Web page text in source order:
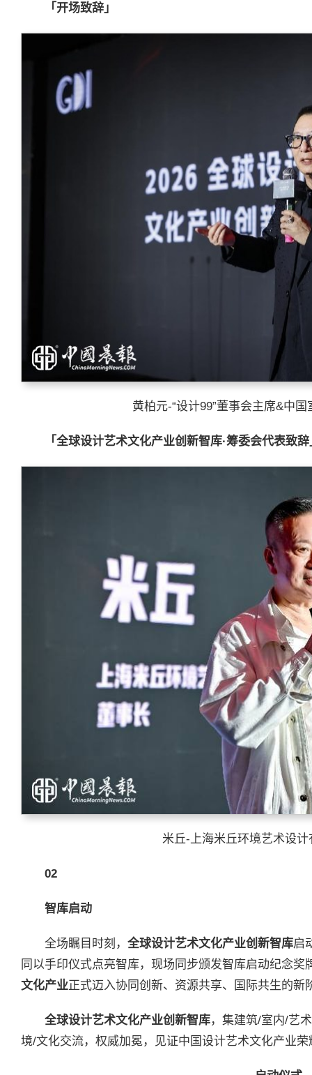
「开场致辞」
黄柏元-“设计99”董事会主席&中
「全球设计艺术文化产业创新智库·筹委会代表致辞
米丘-上海米丘环境艺术设
02
智库启动
全场瞩目时刻， 全球设计艺术文化产业创新智库启
同以手印仪式点亮智库，现场同步颁发智库启动纪念奖
文化产业正式迈入协同创新、资源共享、国际共生的新
全球设计艺术文化产业创新智库，集建筑/室内/艺
境/文化交流，权威加冕，见证中国设计艺术文化产业荣